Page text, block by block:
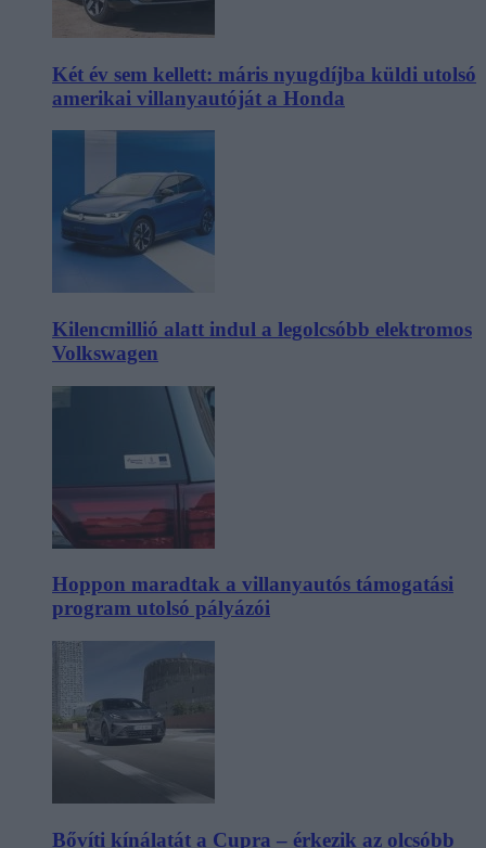
Két év sem kellett: máris nyugdíjba küldi utolsó
amerikai villanyautóját a Honda
Kilencmillió alatt indul a legolcsóbb elektromos
Volkswagen
Hoppon maradtak a villanyautós támogatási
program utolsó pályázói
Bővíti kínálatát a Cupra – érkezik az olcsóbb